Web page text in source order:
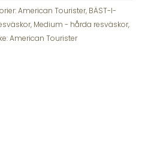
American Tourister, BÄST-I-
, Medium - hårda resväskor,
American Tourister